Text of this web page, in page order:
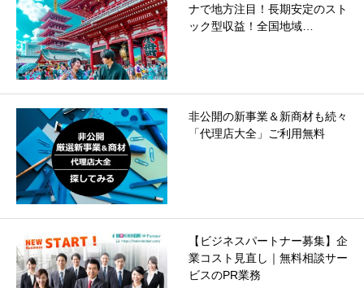
ナで地方注目！長期安定のスト
ック型収益！全国地域…
非公開の新事業＆新商材も続々
「代理店大全」ご利用無料
【ビジネスパートナー募集】企
業コスト見直し｜無料相談サー
ビスのPR業務